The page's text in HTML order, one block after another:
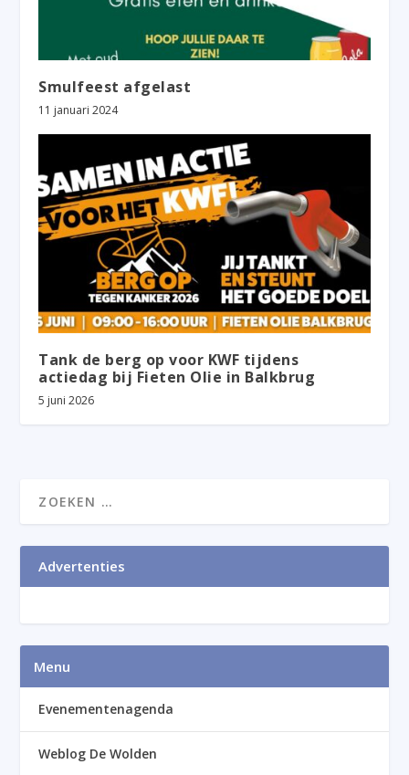
Smulfeest afgelast
11 januari 2024
Tank de berg op voor KWF tijdens
actiedag bij Fieten Olie in Balkbrug
5 juni 2026
Advertenties
Menu
Evenementenagenda
Weblog De Wolden